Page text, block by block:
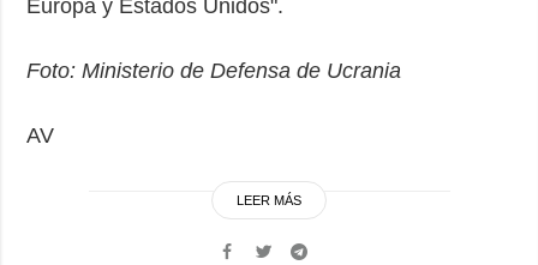
Europa y Estados Unidos".
Foto: Ministerio de Defensa de Ucrania
AV
LEER MÁS